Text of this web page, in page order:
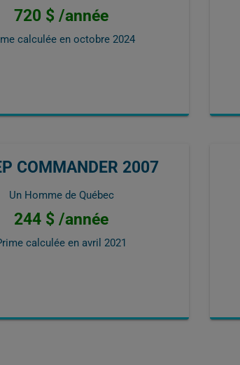
720 $ /année
calculée en octobre 2024
COMMANDER 2007
Un Homme de Québec
244 $ /année
calculée en avril 2021